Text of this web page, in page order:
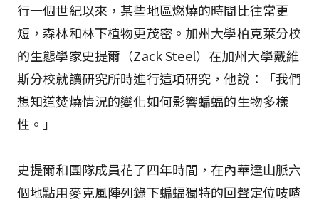
行一個世紀以來，某些地區燃燒的時間比往常更
短，森林和林下植物更茂密。加州大學柏克萊分校
的生態學家史提爾（Zack Steel）在加州大學戴維
斯分校就讀研究所時進行這項研究，他說：「我們
想知道焚燒情況的變化如何影響蝙蝠的生物多樣
性。」
史提爾和團隊成員花了四年時間，在內華達山脈六
個地點用麥克風陣列錄下蝙蝠獨特的回聲定位吱喳